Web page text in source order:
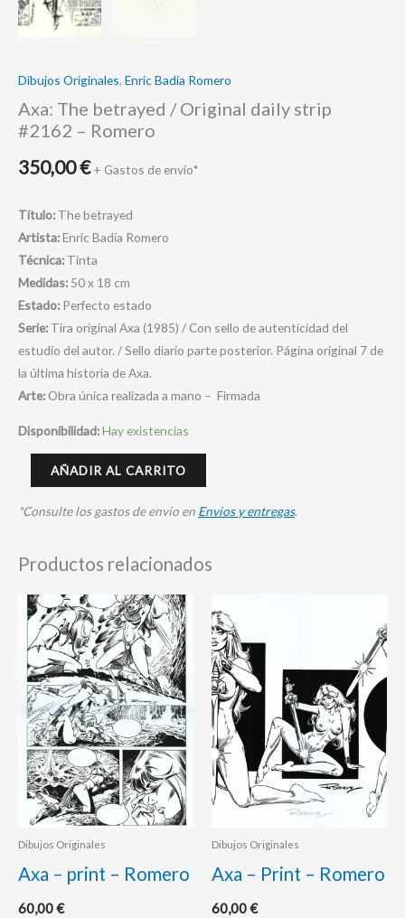
Dibujos Originales, Enric Badia Romero
Axa: The betrayed / Original daily strip
#2162 – Romero
350,00€ + Gastos de envio*
Título: The betrayed
Artista:Enric Badía Romero
Técnica: Tinta
Medidas: 50 x 18 cm
Estado: Perfecto estado
Serie: Tira original Axa (1985) / Con sello de autenticidad del
estudio del autor. / Sello diario parte posterior. Página original 7 de
la última historia de Axa.
Arte: Obra única realizada a mano – Firmada
Disponibilidad:Hay existencias
Romero
AÑADIR AL CARRITO
*Consulte los gastos de envio en Envios y entregas.
Productos relacionados
Dibujos Originales
Axa – print – Romero
60,00€
Dibujos Originales
Axa – Print – Romero
60,00€